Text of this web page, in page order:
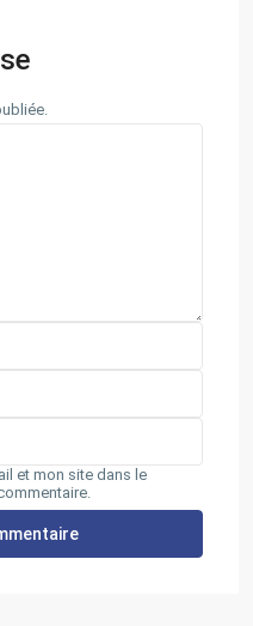
et mon site dans le